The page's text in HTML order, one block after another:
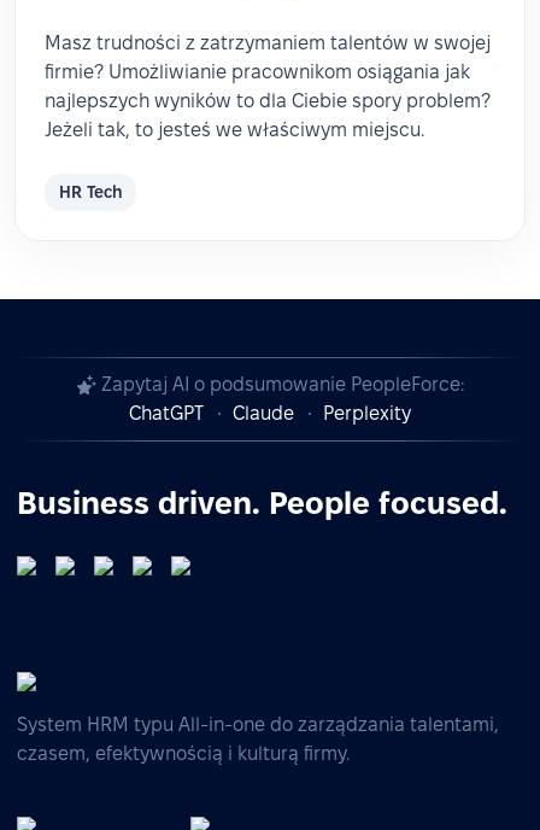
Masz trudności z zatrzymaniem talentów w swojej
firmie? Umożliwianie pracownikom osiągania jak
najlepszych wyników to dla Ciebie spory problem?
Jeżeli tak, to jesteś we właściwym miejscu.
HR Tech
Zapytaj AI o podsumowanie PeopleForce:
ChatGPT
Claude Perplexity
Business driven. People focused.
System HRM typu All-in-one do zarządzania talentami,
czasem, efektywnością i kulturą firmy.